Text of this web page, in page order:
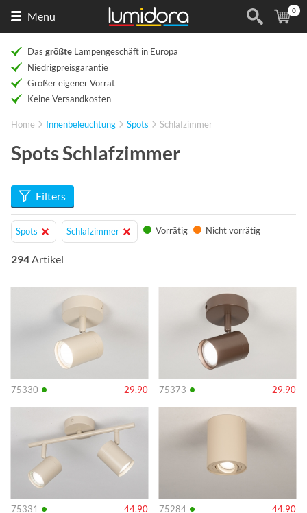
Menu (
0
Das größte Lampengeschäft in Europa
Niedrigpreisgarantie
Großer eigener Vorrat
Keine Versandkosten
Home Innenbeleuchtung Spots Schlafzimmer
Spots Schlafzimmer
Filters
Spots Schlafzimmer Vorrätig Nicht vorrätig
294Artikel
75330 • 29,90
Info
75373 • 29,90
Info
75331 • 44,90
Info
75284 • 44,90
Info